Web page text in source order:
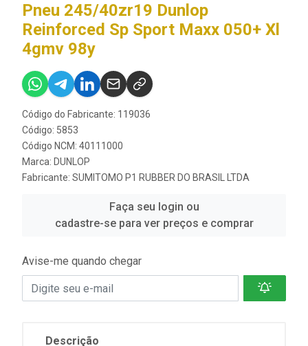
Pneu 245/40zr19 Dunlop
Reinforced Sp Sport Maxx 050+ Xl
4gmv 98y
Código do Fabricante: 119036
Código: 5853
Código NCM: 40111000
Marca: DUNLOP
Fabricante: SUMITOMO P1 RUBBER DO BRASIL LTDA
Faça seu login ou
cadastre-se para ver preços e comprar
Avise-me quando chegar
Descrição